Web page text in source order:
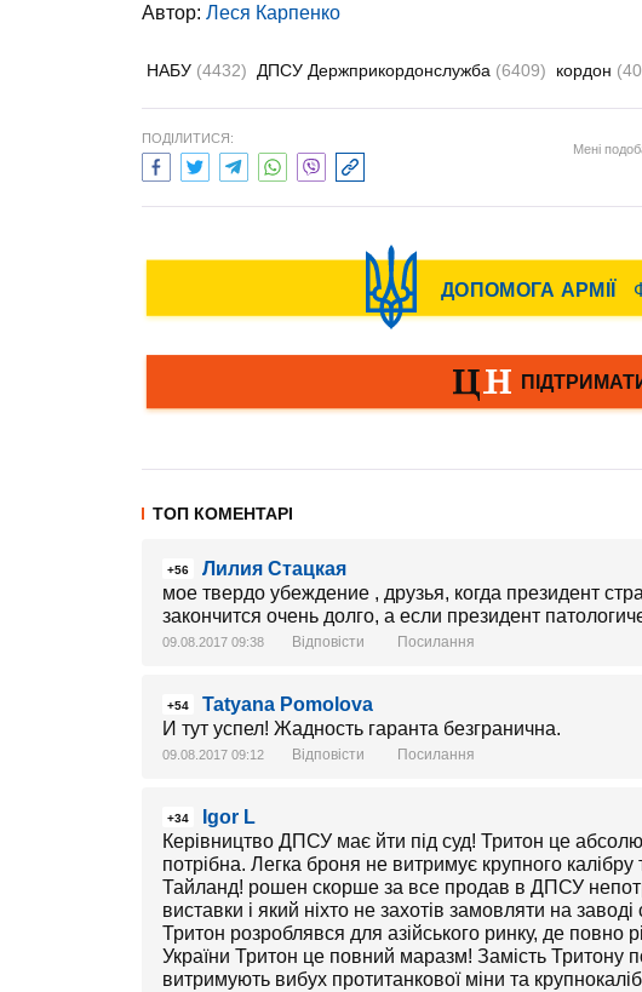
Автор: Леся Карпенко
НАБУ (4432) ДПСУ Держприкордонслужба (6409) кордон
ПОДІЛИТИСЯ:
Мені
ТОП КОМЕНТАРІ
+56
Лилия Стацкая
мое твердо убеждение , друзья, когда президент
закончится очень долго, а если президент
09.08.2017 09:38 Відповісти Посилання
+54
Tatyana Pomolova
И тут успел! Жадность гаранта безгранична.
09.08.2017 09:12 Відповісти Посилання
+34
Igor L
Керівництво ДПСУ має йти під суд! Тритон це
потрібна. Легка броня не витримує крупного
Тайланд! рошен скорше за все продав в ДПСУ
виставки і який ніхто не захотів замовляти на
Тритон розроблявся для азійського ринку, де повно
України Тритон це повний маразм! Замість Тритону
витримують вибух протитанкової міни та